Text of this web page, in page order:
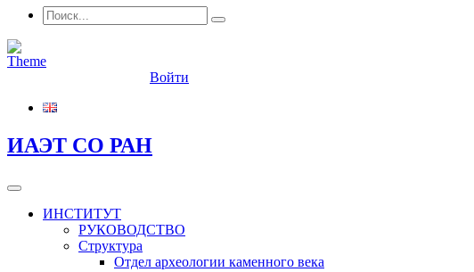
Войти
ИАЭТ СО РАН
ИНСТИТУТ
РУКОВОДСТВО
Структура
Отдел археологии каменного века